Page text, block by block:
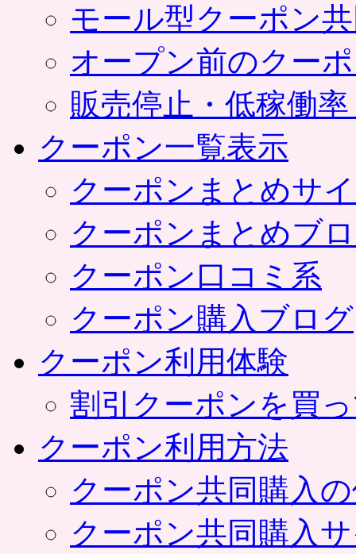
モール型クーポン
オープン前のクー
販売停止・低稼働
クーポン一覧表示
クーポンまとめサ
クーポンまとめブ
クーポン口コミ系
クーポン購入ブログ
クーポン利用体験
割引クーポンを買
クーポン利用方法
クーポン共同購入
クーポン共同購入